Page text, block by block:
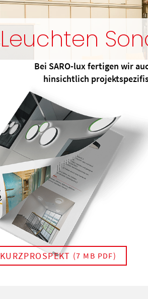
Leuchten
Bei SARO-lux fertigen wir
hinsichtlich
KURZPROSPEKT (7 MB PDF)